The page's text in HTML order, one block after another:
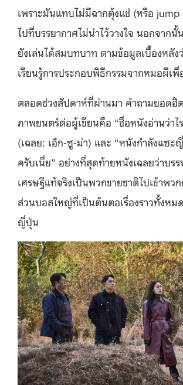
เพราะมันแทบไม่มีฉากตุ้งแช่ (หรือ
ไปที่บรรยากาศไม่น่าไว้วางใจ นอกจากนั้
ยังเล่นได้สมบทบาท ตามข้อมูลเบื้องหลัง
เรียนรู้การประกอบพิธีกรรมจากหมอผีเ
ตลอดช่วงสัปดาห์ที่ผ่านมา คำถามยอดฮิ
ภาพยนตร์ต่อผู้เขียนคือ “ชื่อหนังอ่านว่าไ
(เฉลย: เอ็ก-ซู-ม่า) และ “หนังกำลังแซะ
ครับเนี่ย” อย่างที่สุดท้ายหนังเฉลยว่าบร
เศรษฐีแท้จริงเป็นพวกขายชาติไปเข้าพ
ส่วนบอสใหญ่ที่เป็นต้นตอเรื่องราวทั้งหม
ญี่ปุ่น